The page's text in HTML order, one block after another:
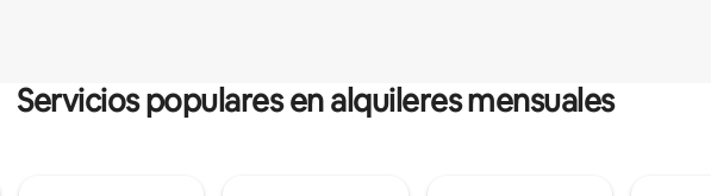
Servicios populares en alquileres mensuales